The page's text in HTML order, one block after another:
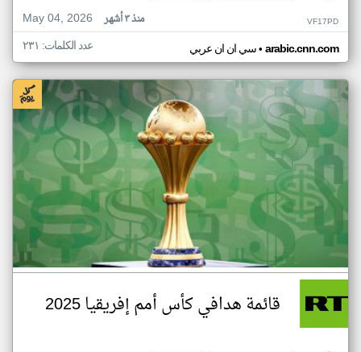
May 04, 2026
منذ ٣ أشهر VF17PD
سي ان ان عربي• arabic.cnn.com عدد الكلمات: ٢٣١
قائمة هدافي كأس أمم إفريقيا 2025